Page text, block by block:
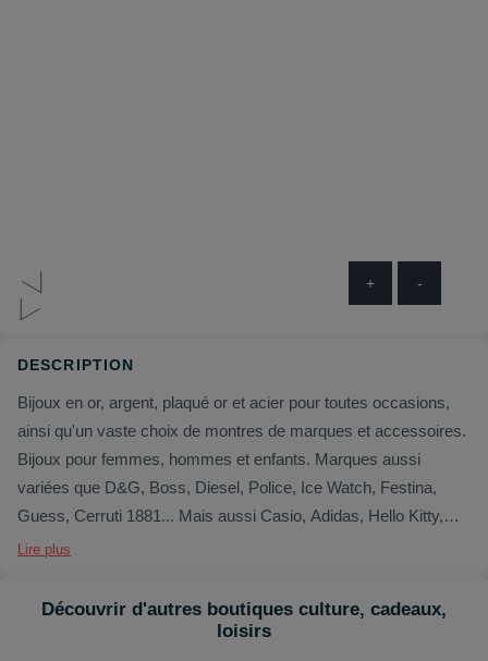
+ -
DESCRIPTION
Bijoux en or, argent, plaqué or et acier pour toutes occasions,
ainsi qu'un vaste choix de montres de marques et accessoires.
Bijoux pour femmes, hommes et enfants. Marques aussi
variées que D&G, Boss, Diesel, Police, Ice Watch, Festina,
Guess, Cerruti 1881... Mais aussi Casio, Adidas, Hello Kitty,
Chipie et beaucoup d'autres
Lire plus
Découvrir d'autres boutiques culture, cadeaux,
loisirs